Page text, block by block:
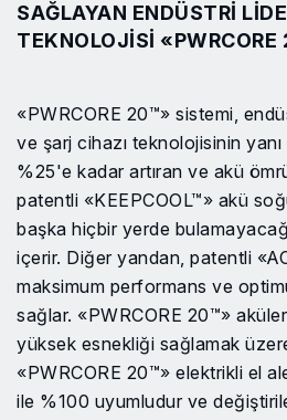
SAĞLAYAN ENDÜSTRI
TEKNOLOJISI «PWRCORE
«PWRCORE 20™» sistemi,
ve şarj cihazı teknolojisinin yanı
%25'e kadar artıran ve akü
patentli «KEEPCOOL™» akü
başka hiçbir yerde
içerir. Diğer yandan, patentli
maksimum performans ve
sağlar. «PWRCORE 20™»
yüksek esnekliği sağlamak
«PWRCORE 20™» elektrikli el
ile %100 uyumludur ve